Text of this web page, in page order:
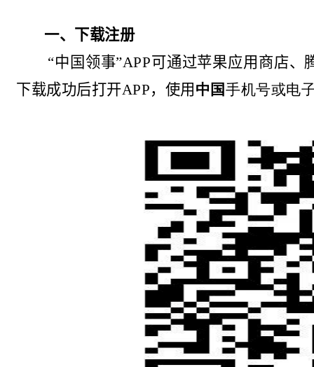
一、下载注册
“中国领事”APP可通过苹果应用商店、
下载成功后打开APP，使用 中国手机号或电